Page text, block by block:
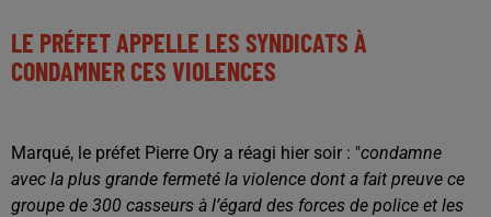
LE PRÉFET APPELLE LES SYNDICATS À
CONDAMNER CES VIOLENCES
Marqué, le préfet Pierre Ory a réagi hier soir : "condamne
avec la plus grande fermeté la violence dont a fait preuve ce
groupe de 300 casseurs à l’égard des forces de police et les